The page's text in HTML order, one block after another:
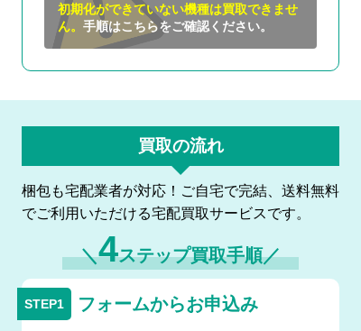
初期化ができていない機種は買取できませ
ん。手順はこちらをご確認ください。
買取の流れ
梱包も宅配業者が対応！ご自宅で完結、送料無料
でご利用いただける宅配買取サービスです。
＼4ステップ買取手順／
フォームからお申込み